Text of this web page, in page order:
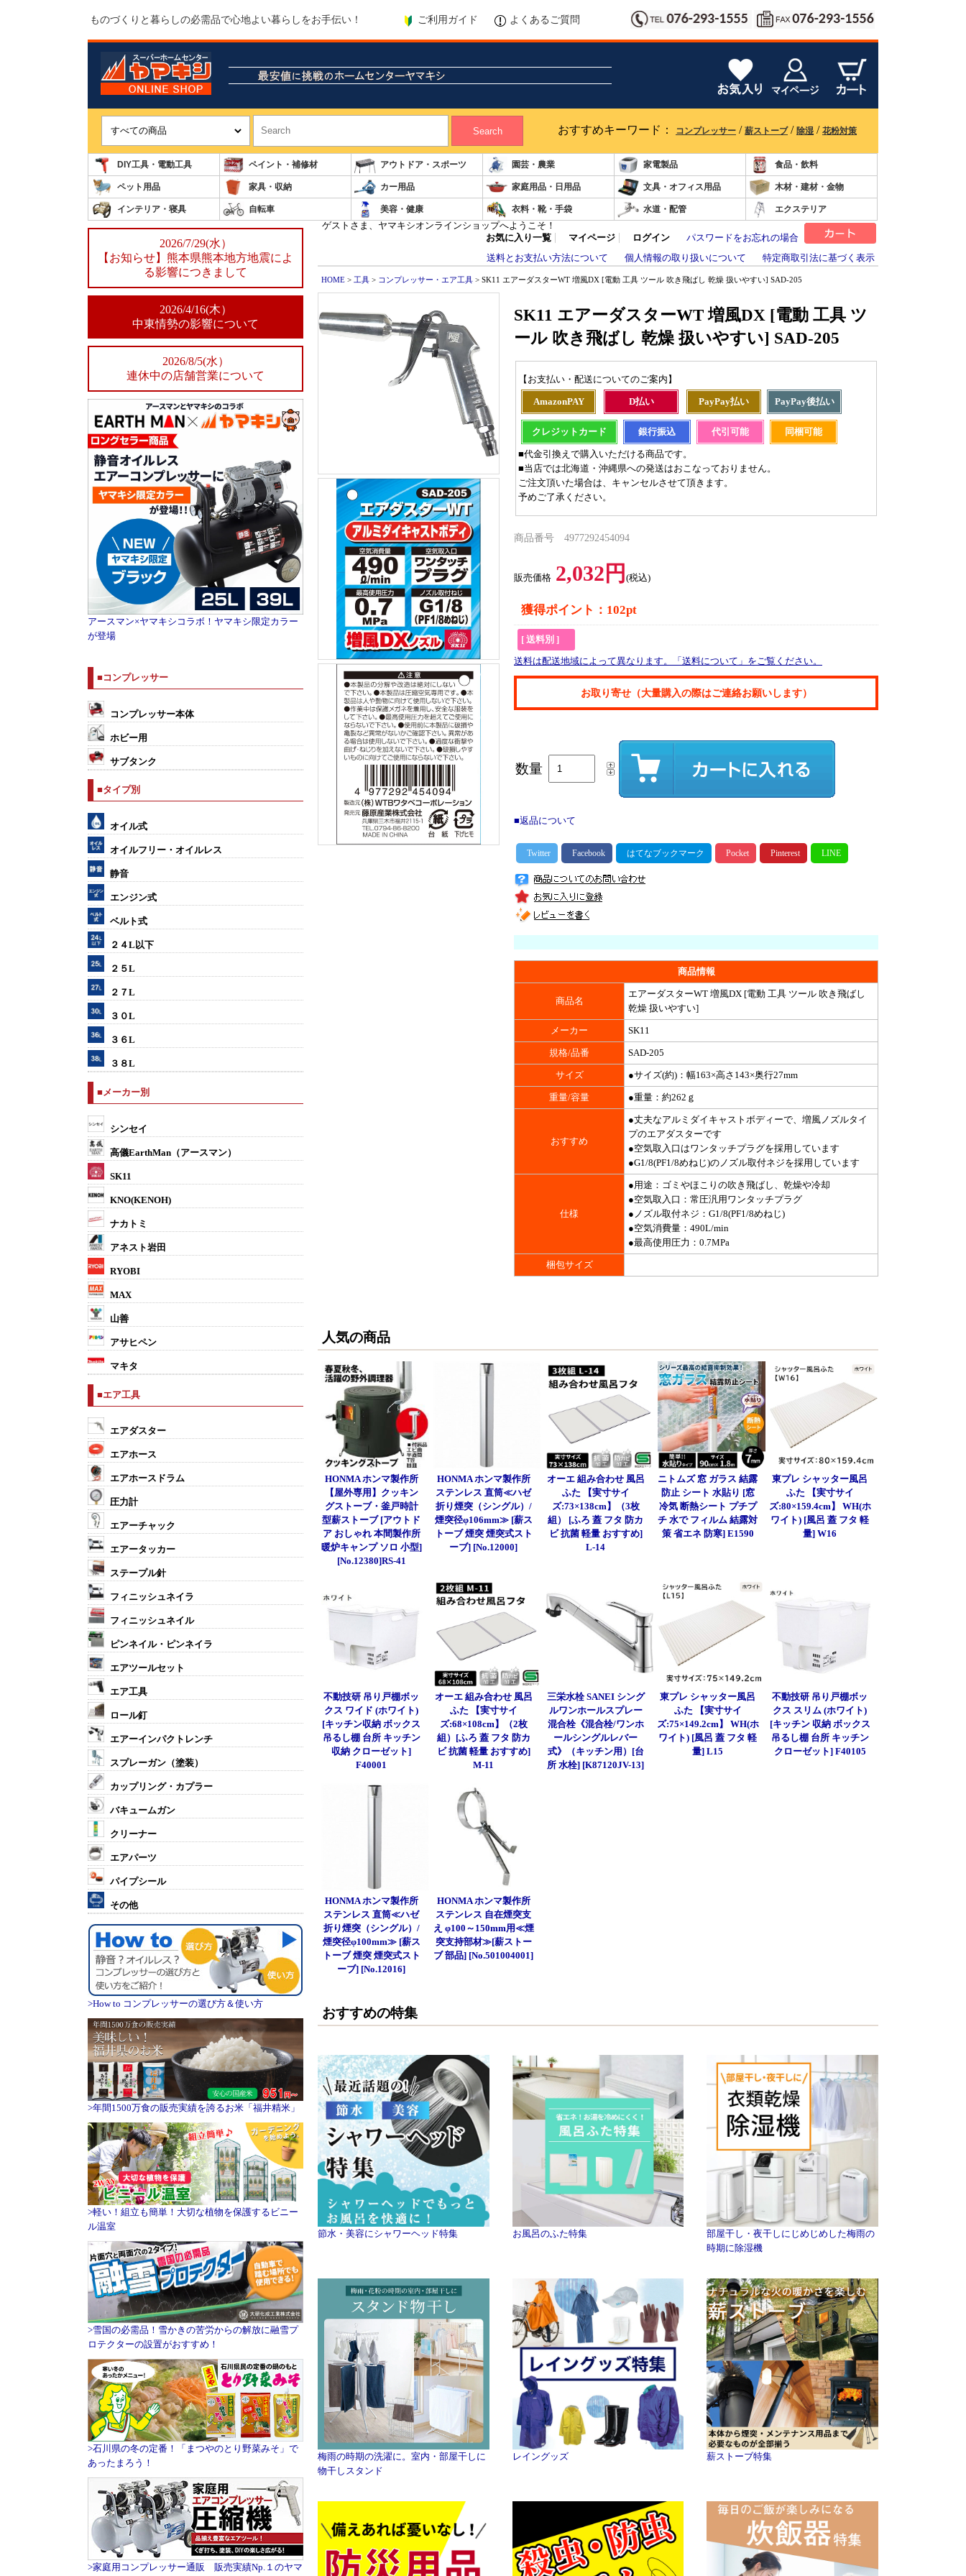
ものづくりと暮らしの必需品で心地よい暮らしをお手伝い！ ご利用ガイド よくあるご質問
Search おすすめキーワード： コンプレッサー / 薪ストーブ/ 除湿 / 花粉対策
DIY工具・電動工具 ペイント・補修材 アウトドア・スポーツ 園芸・農業 家電製品 食品・飲料
ペット用品 家具・収納 カー用品 家庭用品・日用品 文具・オフィス用品 木材・建材・金物
インテリア・寝具 自転車 美容・健康 衣料・靴・手袋 水道・配管 エクステリア
2026/7/29(水）
【お知らせ】熊本県熊本地方地震によ
る影響につきまして
2026/4/16(木）
中東情勢の影響について
2026/8/5(水）
連休中の店舗営業について
アースマン×ヤマキシコラボ！ヤマキシ限定カラー
が登場
■コンプレッサー
コンプレッサー本体
ホビー用
サブタンク
■タイプ別
オイル式
オイルフリー・オイルレス
静音
エンジン式
ベルト式
２４L以下
２５L
２７L
３０L
３６L
３８L
■メーカー別
シンセイ
高儀EarthMan（アースマン）
SK11
KNO(KENOH)
ナカトミ
アネスト岩田
RYOBI
MAX
山善
アサヒペン
マキタ
■エア工具
エアダスター
エアホース
エアホースドラム
圧力計
エアーチャック
エアータッカー
ステープル針
フィニッシュネイラ
フィニッシュネイル
ピンネイル・ピンネイラ
エアツールセット
エア工具
ロール釘
エアーインパクトレンチ
スプレーガン（塗装）
カップリング・カプラー
バキュームガン
クリーナー
エアパーツ
パイプシール
その他
>How to コンプレッサーの選び方＆使い方
>年間1500万食の販売実績を誇るお米「福井精米」
>軽い！組立も簡単！大切な植物を保護するビニー
ル温室
>雪国の必需品！雪かきの苦労からの解放に融雪プ
ロテクターの設置がおすすめ！
>石川県の冬の定番！「まつやのとり野菜みそ」で
あったまろう！
>家庭用コンプレッサー通販 販売実績Np.１のヤマ
ゲストさま、ヤマキシオンラインショップへようこそ！
お気に入り一覧
マイページ ログイン
パスワードをお忘れの場合
送料とお支払い方法について
個人情報の取り扱いについて 特定商取引法に基づく表示
HOME > 工具 > コンプレッサー・エア工具 > SK11 エアーダスターWT 増風DX [電動 工具 ツール 吹き飛ばし 乾燥 扱いやすい] SAD-205
SK11 エアーダスターWT 増風DX [電動 工具 ツ
ール 吹き飛ばし 乾燥 扱いやすい] SAD-205
【お支払い・配送についてのご案内】
AmazonPAY D払い PayPay払い PayPay後払い
クレジットカード 銀行振込 代引可能 同梱可能
■代金引換えで購入いただける商品です。
■当店では北海道・沖縄県への発送はおこなっておりません。
ご注文頂いた場合は、キャンセルさせて頂きます。
予めご了承ください。
商品番号 4977292454094
販売価格 2,032円(税込)
獲得ポイント：102pt
[ 送料別 ]
送料は配送地域によって異なります。「送料について」をご覧ください。
お取り寄せ（大量購入の際はご連絡お願いします）
数量
■返品について
商品情報
商品名
エアーダスターWT 増風DX [電動 工具 ツール 吹き飛ばし
乾燥 扱いやすい]
メーカー SK11
規格/品番 SAD-205
サイズ ●サイズ(約)：幅163×高さ143×奥行27mm
重量/容量 ●重量：約262ｇ
おすすめ
●丈夫なアルミダイキャストボディーで、増風ノズルタイ
プのエアダスターです
●空気取入口はワンタッチプラグを採用しています
●G1/8(PF1/8めねじ)のノズル取付ネジを採用しています
仕様
●用途：ゴミやほこりの吹き飛ばし、乾燥や冷却
●空気取入口：常圧汎用ワンタッチプラグ
●ノズル取付ネジ：G1/8(PF1/8めねじ)
●空気消費量：490L/min
●最高使用圧力：0.7MPa
梱包サイズ
人気の商品
HONMA ホンマ製作所
【屋外専用】クッキン
グストーブ・釜戸時計
型薪ストーブ [アウトド
ア おしゃれ 本間製作所
暖炉キャンプ ソロ 小型]
[No.12380]RS-41
HONMA ホンマ製作所
ステンレス 直筒≪ハゼ
折り煙突（シングル）/
煙突径φ106mm≫ [薪ス
トーブ 煙突 煙突式スト
ーブ] [No.12000]
オーエ 組み合わせ 風呂
ふた 【実寸サイ
ズ:73×138cm】（3枚
組） [ふろ 蓋 フタ 防カ
ビ 抗菌 軽量 おすすめ]
L-14
ニトムズ 窓 ガラス 結露
防止 シート 水貼り [窓
冷気 断熱シート プチプ
チ 水で フィルム 結露対
策 省エネ 防寒] E1590
東プレ シャッター風呂
ふた 【実寸サイ
ズ:80×159.4cm】 WH(ホ
ワイト) [風呂 蓋 フタ 軽
量] W16
不動技研 吊り戸棚ボッ
クス ワイド (ホワイト)
[キッチン収納 ボックス
吊るし棚 台所 キッチン
収納 クローゼット]
F40001
オーエ 組み合わせ 風呂
ふた 【実寸サイ
ズ:68×108cm】（2枚
組）[ふろ 蓋 フタ 防カ
ビ 抗菌 軽量 おすすめ]
M-11
三栄水栓 SANEI シング
ルワンホールスプレー
混合栓《混合栓/ワンホ
ールシングルレバー
式》（キッチン用）[台
所 水栓] [K87120JV-13]
東プレ シャッター風呂
ふた 【実寸サイ
ズ:75×149.2cm】 WH(ホ
ワイト) [風呂 蓋 フタ 軽
量] L15
不動技研 吊り戸棚ボッ
クス スリム (ホワイト)
[キッチン 収納 ボックス
吊るし棚 台所 キッチン
クローゼット] F40105
HONMA ホンマ製作所
ステンレス 直筒≪ハゼ
折り煙突（シングル）/
煙突径φ100mm≫ [薪ス
トーブ 煙突 煙突式スト
ーブ] [No.12016]
HONMA ホンマ製作所
ステンレス 自在煙突支
え φ100～150mm用≪煙
突支持部材≫[薪ストー
ブ 部品] [No.501004001]
おすすめの特集
節水・美容にシャワーヘッド特集 お風呂のふた特集
部屋干し・夜干しにじめじめした梅雨の
時期に除湿機
梅雨の時期の洗濯に。室内・部屋干しに
物干しスタンド
レイングッズ 薪ストーブ特集